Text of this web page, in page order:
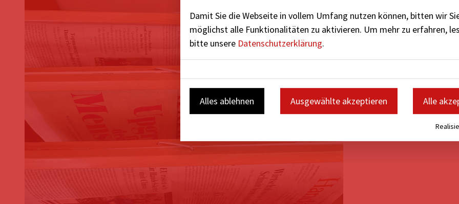
Damit Sie die Webseite in vollem Umfang nutzen können, bitten wir
möglichst alle Funktionalitäten zu aktivieren. Um mehr zu erfahren,
bitte unsere Datenschutzerklärung.
Alles ablehnen Ausgewählte akzeptieren Alle